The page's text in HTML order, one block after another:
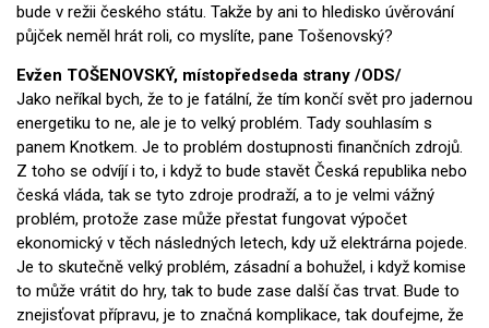
bude v režii českého státu. Takže by ani to hledisko úvěrování
půjček neměl hrát roli, co myslíte, pane Tošenovský?
Evžen TOŠENOVSKÝ, místopředseda strany /ODS/
Jako neříkal bych, že to je fatální, že tím končí svět pro jadernou
energetiku to ne, ale je to velký problém. Tady souhlasím s
panem Knotkem. Je to problém dostupnosti finančních zdrojů.
Z toho se odvíjí i to, i když to bude stavět Česká republika nebo
česká vláda, tak se tyto zdroje prodraží, a to je velmi vážný
problém, protože zase může přestat fungovat výpočet
ekonomický v těch následných letech, kdy už elektrárna pojede.
Je to skutečně velký problém, zásadní a bohužel, i když komise
to může vrátit do hry, tak to bude zase další čas trvat. Bude to
znejisťovat přípravu, je to značná komplikace, tak doufejme, že